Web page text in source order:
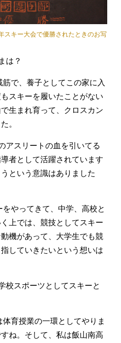
スキー大会で優勝されたときのお写
は？
で、養子としてこの家に入
スキーを履いたことがない
生まれ育って、クロスカン
。
アスリートの血を引いてる
者として活躍されています
という意識はありました
やってきて、中学、高校と
上では、競技としてスキー
機があって、大学生でも競
していきたいという想いは
校スポーツとしてスキーと
体育授業の一環としてやりま
ね。そして、私は飯山南高